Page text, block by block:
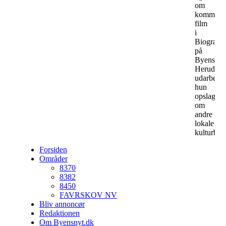
om
film
i
på
hun
opslag
om
andre
lokale
Forsiden
Områder
8370
8382
8450
FAVRSKOV NV
Bliv annoncør
Redaktionen
Om Byensnyt.dk